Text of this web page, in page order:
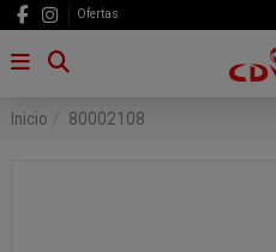
Ofertas
Inicio 80002108